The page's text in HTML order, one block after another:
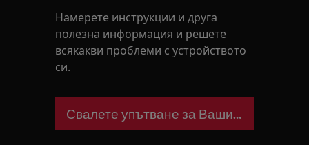
Намерете инструкции и друга
полезна информация и решете
всякакви проблеми с устройството
си.
Свалете упътване за Вашия уред